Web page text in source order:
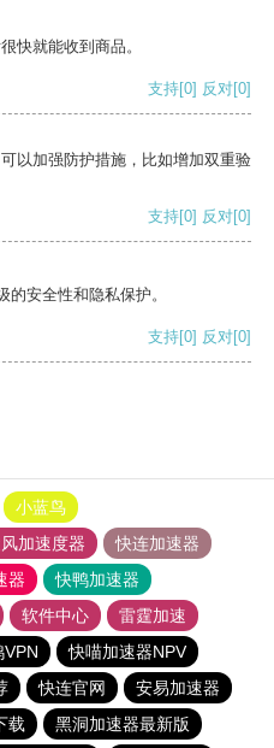
快就能收到商品。
支持[0] 反对[0]
以加强防护措施，比如增加双重验
支持[0] 反对[0]
安全性和隐私保护。
支持[0] 反对[0]
小蓝鸟
加速度器
快连加速器
器
快鸭加速器
软件中心
雷霆加速
VPN
快喵加速器NPV
快连官网
安易加速器
载 黑洞加速器最新版